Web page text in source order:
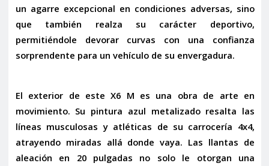
un agarre excepcional en condiciones adversas, sino
que también realza su carácter deportivo,
permitiéndole devorar curvas con una confianza
sorprendente para un vehículo de su envergadura.
El exterior de este X6 M es una obra de arte en
movimiento. Su pintura azul metalizadoresalta las
líneas musculosas y atléticas de su carrocería 4x4,
atrayendo miradas allá donde vaya. Las llantas de
aleación en 20 pulgadas no solo le otorgan una